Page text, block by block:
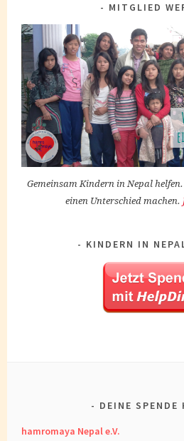
MITGLIED
Gemeinsam Kindern in Nepal
einen Unterschied machen.
KINDERN IN
DEINE SPENDE
hamromaya Nepal e.V.